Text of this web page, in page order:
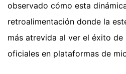
observado cómo esta
retroalimentación donde la
más atrevida al ver el éxito de
oficiales en plataformas de